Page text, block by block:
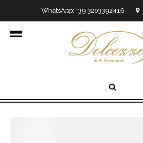
WhatsApp: +39 3203392416